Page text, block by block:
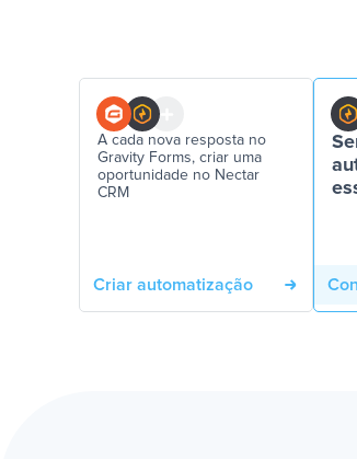
A cada nova resposta no
Gravity Forms, criar uma
oportunidade no Nectar
CRM
Criar automatização